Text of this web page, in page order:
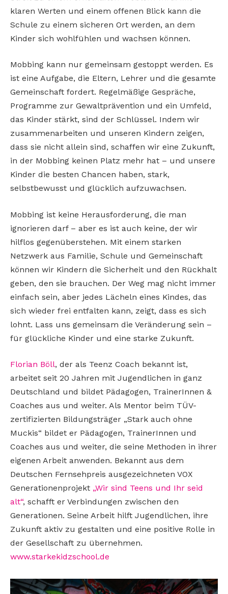
klaren Werten und einem offenen Blick kann die
Schule zu einem sicheren Ort werden, an dem
Kinder sich wohlfühlen und wachsen können.
Mobbing kann nur gemeinsam gestoppt werden. Es
ist eine Aufgabe, die Eltern, Lehrer und die gesamte
Gemeinschaft fordert. Regelmäßige Gespräche,
Programme zur Gewaltprävention und ein Umfeld,
das Kinder stärkt, sind der Schlüssel. Indem wir
zusammenarbeiten und unseren Kindern zeigen,
dass sie nicht allein sind, schaffen wir eine Zukunft,
in der Mobbing keinen Platz mehr hat – und unsere
Kinder die besten Chancen haben, stark,
selbstbewusst und glücklich aufzuwachsen.
Mobbing ist keine Herausforderung, die man
ignorieren darf – aber es ist auch keine, der wir
hilflos gegenüberstehen. Mit einem starken
Netzwerk aus Familie, Schule und Gemeinschaft
können wir Kindern die Sicherheit und den Rückhalt
geben, den sie brauchen. Der Weg mag nicht immer
einfach sein, aber jedes Lächeln eines Kindes, das
sich wieder frei entfalten kann, zeigt, dass es sich
lohnt. Lass uns gemeinsam die Veränderung sein –
für glückliche Kinder und eine starke Zukunft.
Florian Böll, der als Teenz Coach bekannt ist,
arbeitet seit 20 Jahren mit Jugendlichen in ganz
Deutschland und bildet Pädagogen, TrainerInnen &
Coaches aus und weiter. Als Mentor beim TÜV-
zertifizierten Bildungsträger „Stark auch ohne
Muckis“ bildet er Pädagogen, TrainerInnen und
Coaches aus und weiter, die seine Methoden in ihrer
eigenen Arbeit anwenden. Bekannt aus dem
Deutschen Fernsehpreis ausgezeichneten VOX
Generationenprojekt „Wir sind Teens und Ihr seid
alt“, schafft er Verbindungen zwischen den
Generationen. Seine Arbeit hilft Jugendlichen, ihre
Zukunft aktiv zu gestalten und eine positive Rolle in
der Gesellschaft zu übernehmen.
www.starkekidzschool.de